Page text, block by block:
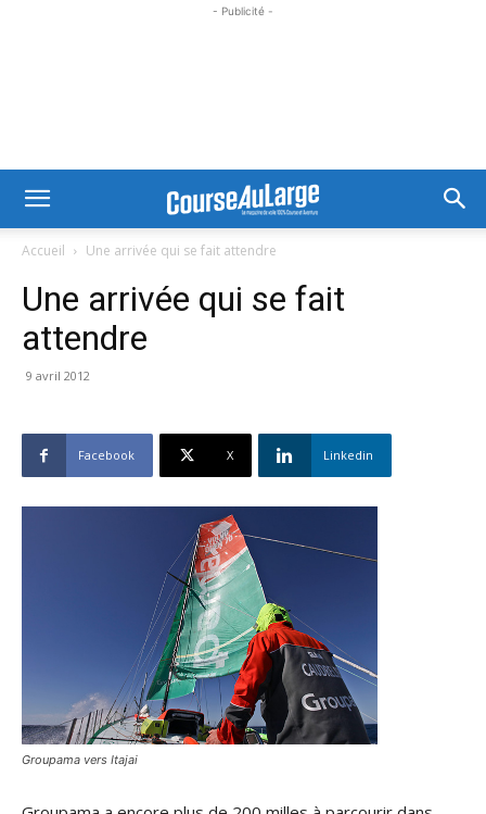
- Publicité -
Accueil Une arrivée qui se fait attendre
Une arrivée qui se fait
attendre
9 avril 2012
Facebook X Linkedin
Groupama vers Itajai